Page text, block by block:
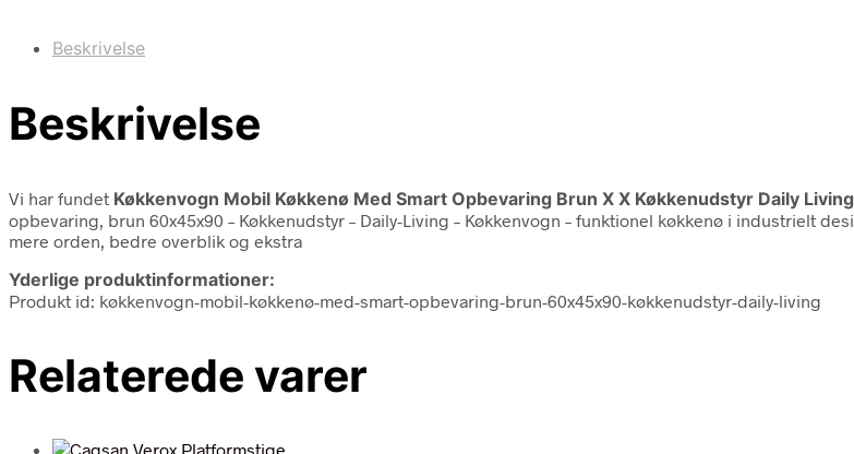
Beskrivelse
Beskrivelse
Vi har fundet Køkkenvogn Mobil Køkkenø Med Smart Opbevaring Brun X X Køkkenudstyr Daily Living
opbevaring, brun 60x45x90 – Køkkenudstyr – Daily-Living – Køkkenvogn – funktionel køkkenø i industrielt
mere orden, bedre overblik og ekstra
Yderlige produktinformationer:
Produkt id: køkkenvogn-mobil-køkkenø-med-smart-opbevaring-brun-60x45x90-køkkenudstyr-daily-living
Relaterede varer